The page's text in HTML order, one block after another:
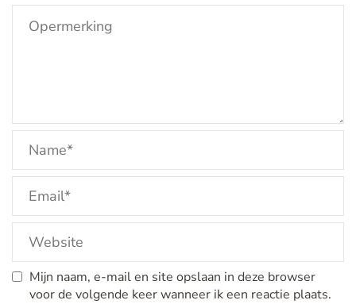
Mijn naam, e-mail en site opslaan in deze browser
voor de volgende keer wanneer ik een reactie plaats.